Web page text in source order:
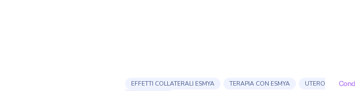
EFFETTI COLLATERALI ESMYA TERAPIA CON ESMYA
UTERO